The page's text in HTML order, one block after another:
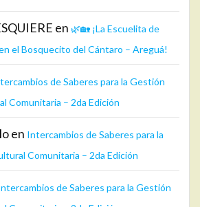
en 🌿🏡 ¡La Escuelita de
el Bosquecito del Cántaro – Areguá!
de Saberes para la Gestión
Comunitaria – 2da Edición
en Intercambios de Saberes para la
Comunitaria – 2da Edición
de Saberes para la Gestión